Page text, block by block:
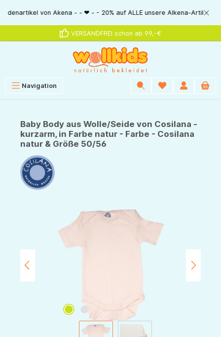
springen
von Akena - - ❤ - - 20% auf ALLE unsere Alkena-Artikel - -
VERSANDFREI schon ab 99,-€
Navigation
Baby Body aus Wolle/Seide von Cosilana -
kurzarm, in Farbe natur - Farbe - Cosilana
natur & Größe 50/56
Bildergalerie überspringen